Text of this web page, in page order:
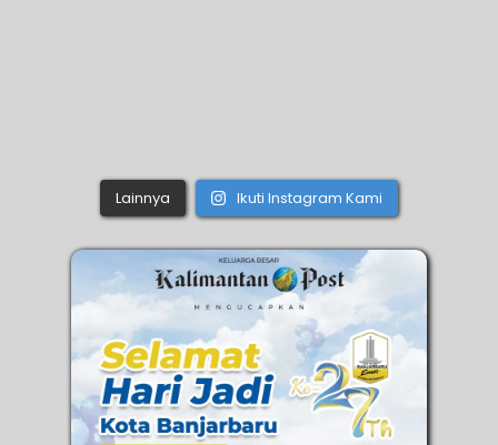
Lainnya Ikuti Instagram Kami